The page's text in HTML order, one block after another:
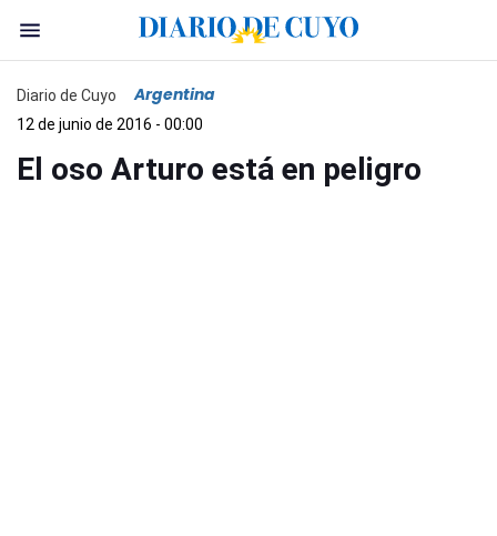
Diario de Cuyo Argentina
12 de junio de 2016 - 00:00
El oso Arturo está en peligro